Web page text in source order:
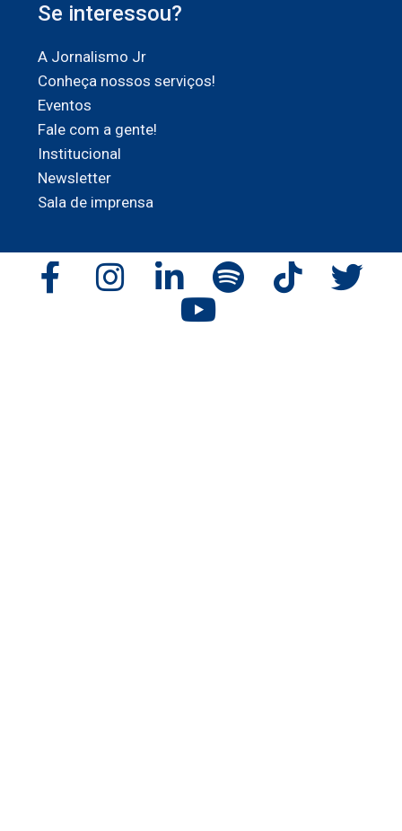
Se interessou?
A Jornalismo Jr
Conheça nossos serviços!
Eventos
Fale com a gente!
Institucional
Newsletter
Sala de imprensa